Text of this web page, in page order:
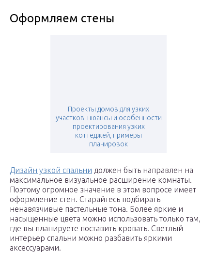
Оформляем стены
Проекты домов для узких
участков: нюансы и особенности
проектирования узких
коттеджей, примеры
планировок
Дизайн узкой спальни должен быть направлен на
максимальное визуальное расширение комнаты.
Поэтому огромное значение в этом вопросе имеет
оформление стен. Старайтесь подбирать
ненавязчивые пастельные тона. Более яркие и
насыщенные цвета можно использовать только там,
где вы планируете поставить кровать. Светлый
интерьер спальни можно разбавить яркими
аксессуарами.